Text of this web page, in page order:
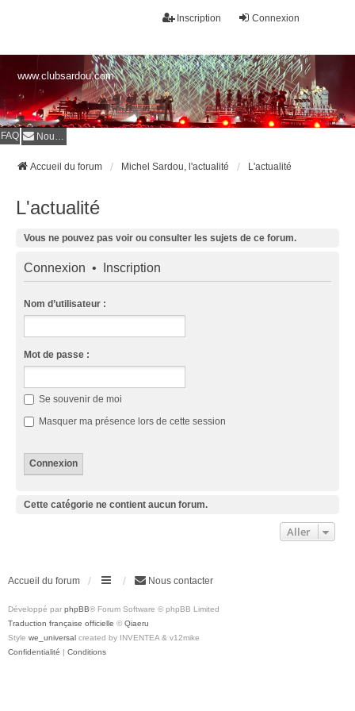
Connexion
Inscription
www.clubsardou.com
FAQ Nous contacter
Accueil du forum Michel Sardou, l'actualité L'actualité
L'actualité
Vous ne pouvez pas voir ou consulter les sujets de ce forum.
Connexion • Inscription
Nom d’utilisateur :
Mot de passe :
Se souvenir de moi
Masquer ma présence lors de cette session
Cette catégorie ne contient aucun forum.
Aller
Accueil du forum Nous contacter
Développé par phpBB® Forum Software © phpBB Limited
Traduction française officielle © Qiaeru
Style we_universal created by INVENTEA & v12mike
Confidentialité | Conditions